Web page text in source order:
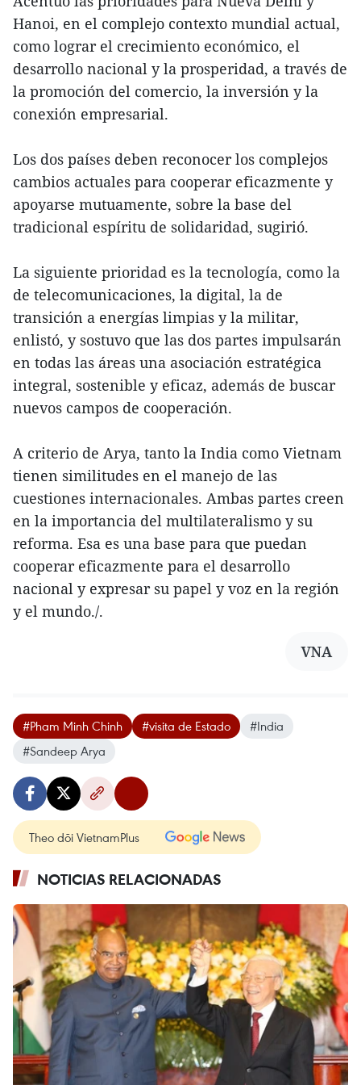
Hanoi, en el complejo contexto mundial actual,
como lograr el crecimiento económico, el
desarrollo nacional y la prosperidad, a través de
la promoción del comercio, la inversión y la
conexión empresarial.
Los dos países deben reconocer los complejos
cambios actuales para cooperar eficazmente y
apoyarse mutuamente, sobre la base del
tradicional espíritu de solidaridad, sugirió.
La siguiente prioridad es la tecnología, como la
de telecomunicaciones, la digital, la de
transición a energías limpias y la militar,
enlistó, y sostuvo que las dos partes impulsarán
en todas las áreas una asociación estratégica
integral, sostenible y eficaz, además de buscar
nuevos campos de cooperación.
A criterio de Arya, tanto la India como Vietnam
tienen similitudes en el manejo de las
cuestiones internacionales. Ambas partes creen
en la importancia del multilateralismo y su
reforma. Esa es una base para que puedan
cooperar eficazmente para el desarrollo
nacional y expresar su papel y voz en la región
y el mundo./.
VNA
#Pham Minh Chinh #visita de Estado
#India
#Sandeep Arya
Theo dõi VietnamPlus
NOTICIAS RELACIONADAS